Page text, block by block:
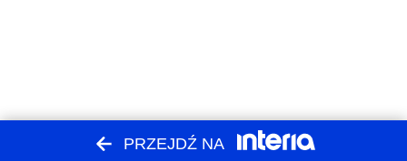
PRZEJDŹ NA